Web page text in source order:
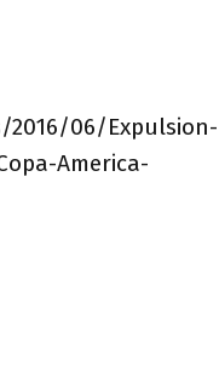
06/Expulsion-
America-